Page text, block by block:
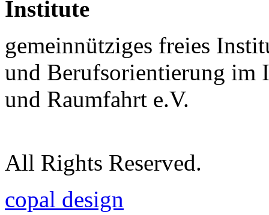
Institute
gemeinnütziges freies
und Berufsorientierung im
und Raumfahrt e.V.
All Rights Reserved.
copal design